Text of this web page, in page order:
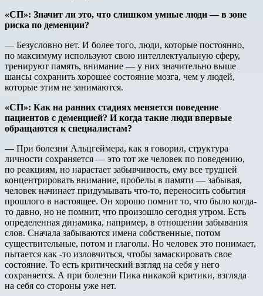
«СП»: Значит ли это, что слишком умные люди — в зоне
риска по деменции?
— Безусловно нет. И более того, люди, которые постоянно,
по максимуму используют свою интеллектуальную сферу,
тренируют память, внимание — у них значительно выше
шансы сохранить хорошее состояние мозга, чем у людей,
которые этим не занимаются.
«СП»: Как на ранних стадиях меняется поведение
пациентов с деменцией? И когда такие люди впервые
обращаются к специалистам?
— При болезни Альцгеймера, как я говорил, структура
личности сохраняется — это тот же человек по поведению,
по реакциям, но нарастает забывчивость, ему все трудней
концентрировать внимание, пробелы в памяти — забывая,
человек начинает придумывать что-то, переносить события
прошлого в настоящее. Он хорошо помнит то, что было когда-
то давно, но не помнит, что произошло сегодня утром. Есть
определенная динамика, например, в отношении забывания
слов. Сначала забываются имена собственные, потом
существительные, потом и глаголы. Но человек это понимает,
пытается как -то изловчиться, чтобы замаскировать свое
состояние. То есть критический взгляд на себя у него
сохраняется. А при болезни Пика никакой критики, взгляда
на себя со стороны уже нет.